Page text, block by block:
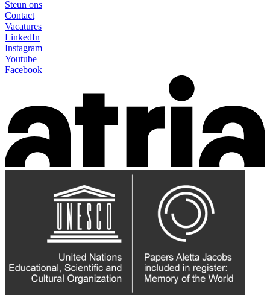
Steun ons
Contact
Vacatures
LinkedIn
Instagram
Youtube
Facebook